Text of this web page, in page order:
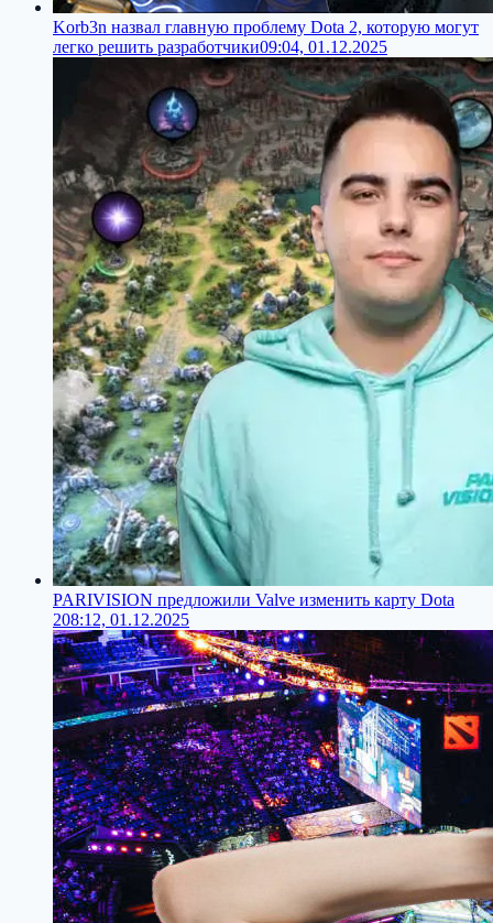
Korb3n назвал главную проблему Dota 2, которую могут
легко решить разработчики09:04, 01.12.2025
PARIVISION предложили Valve изменить карту Dota
208:12, 01.12.2025